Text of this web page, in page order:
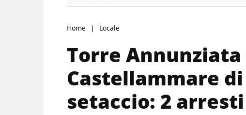
Home Locale
Torre Annunziata
Castellammare
setaccio: 2 arresti